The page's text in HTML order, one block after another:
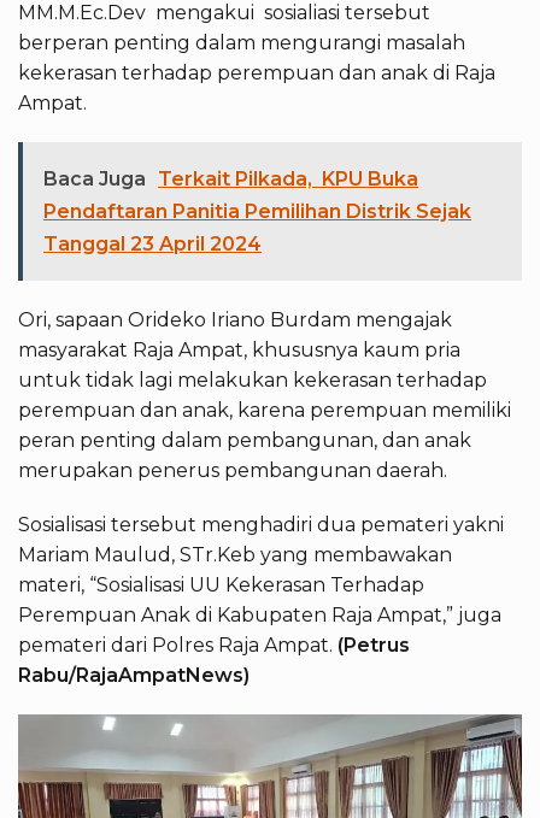
MM.M.Ec.Dev mengakui sosialiasi tersebut
berperan penting dalam mengurangi masalah
kekerasan terhadap perempuan dan anak di Raja
Ampat.
Baca Juga
Terkait Pilkada, KPU Buka
Pendaftaran Panitia Pemilihan Distrik Sejak
Tanggal 23 April 2024
Ori, sapaan Orideko Iriano Burdam mengajak
masyarakat Raja Ampat, khususnya kaum pria
untuk tidak lagi melakukan kekerasan terhadap
perempuan dan anak, karena perempuan memiliki
peran penting dalam pembangunan, dan anak
merupakan penerus pembangunan daerah.
Sosialisasi tersebut menghadiri dua pemateri yakni
Mariam Maulud, STr.Keb yang membawakan
materi, “Sosialisasi UU Kekerasan Terhadap
Perempuan Anak di Kabupaten Raja Ampat,” juga
pemateri dari Polres Raja Ampat. (Petrus
Rabu/RajaAmpatNews)